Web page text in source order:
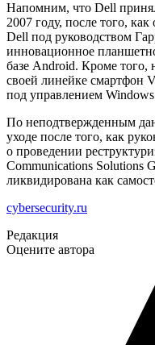
Напомним, что Dell
2007 году, после того,
Dell под руководством
инновационное
базе Android. Кроме того,
своей линейке смартфон
под управлением Windows
По неподтвержденным
уходе после того, как
о проведении
Communications Solutions
ликвидирована как
cybersecurity.ru
Редакция
Оцените автора